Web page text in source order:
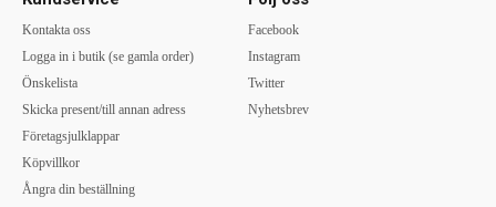
Kontakta oss
Logga in i butik (se gamla order)
Önskelista
Skicka present/till annan adress
Företagsjulklappar
Köpvillkor
Ångra din beställning
Facebook
Instagram
Twitter
Nyhetsbrev